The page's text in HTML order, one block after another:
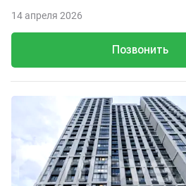
Позвонить
14 апреля 2026